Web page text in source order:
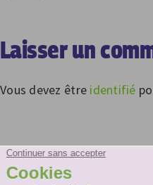
Laisser un
Vous devez être identifié